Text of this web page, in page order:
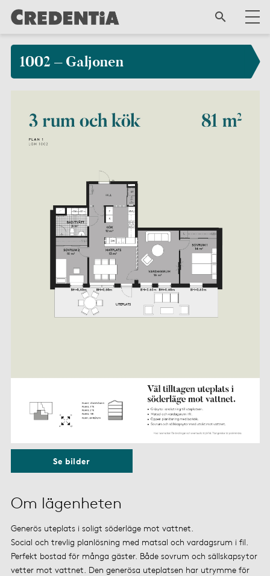
1002 – Galjonen
Om lägenheten
Generös uteplats i soligt söderläge mot vattnet.
Social och trevlig planlösning med matsal och vardagsrum i fil.
Perfekt bostad för många gäster. Både sovrum och sällskapsytor
vetter mot vattnet. Den generösa uteplatsen har utrymme för
Se bilder